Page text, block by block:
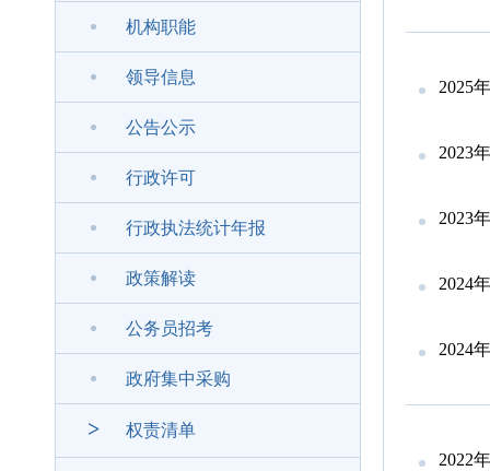
机构职能
领导信息
公告公示
行政许可
行政执法统计年报
政策解读
公务员招考
政府集中采购
> 权责清单
2025
2023
2023
2024
2024
2022